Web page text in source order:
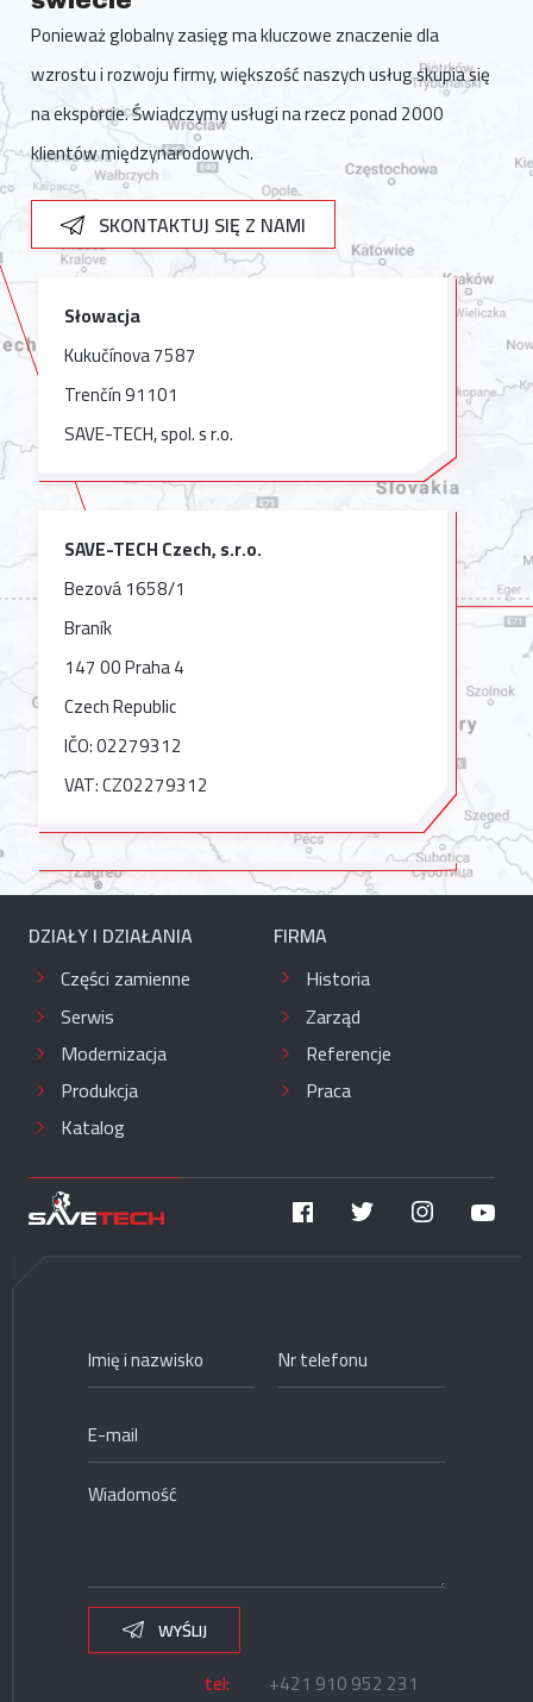
Ponieważ globalny zasięg ma kluczowe znaczenie dla
wzrostu i rozwoju firmy, większość naszych usług skupia się
na eksporcie. Świadczymy usługi na rzecz ponad 2000
klientów międzynarodowych.
SKONTAKTUJ SIĘ Z NAMI
Słowacja
Kukučínova 7587
Trenčín 91101
SAVE-TECH, spol. s r.o.
SAVE-TECH Czech, s.r.o.
Bezová 1658/1
Braník
147 00 Praha 4
Czech Republic
IČO: 02279312
VAT: CZ02279312
DZIAŁY I DZIAŁANIA
Części zamienne
Serwis
Modernizacja
Produkcja
Katalog
FIRMA
Historia
Zarząd
Referencje
Praca
WYŚLIJ
tel:
+421 910 952 231